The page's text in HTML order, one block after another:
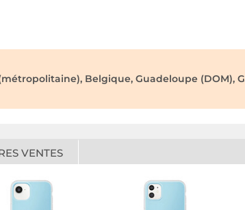
Belgique, Guadeloupe (DOM),
VENTES